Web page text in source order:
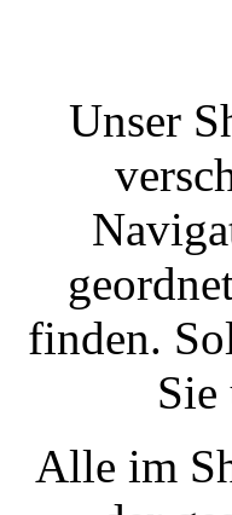
Unser
finden.
Sie
Alle im